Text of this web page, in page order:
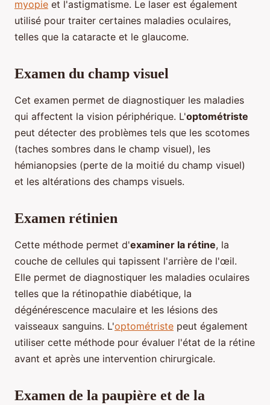
myopie et l'astigmatisme. Le laser est également
utilisé pour traiter certaines maladies oculaires,
telles que la cataracte et le glaucome.
Examen du champ visuel
Cet examen permet de diagnostiquer les maladies
qui affectent la vision périphérique. L'optométriste
peut détecter des problèmes tels que les scotomes
(taches sombres dans le champ visuel), les
hémianopsies (perte de la moitié du champ visuel)
et les altérations des champs visuels.
Examen rétinien
Cette méthode permet d'examiner la rétine, la
couche de cellules qui tapissent l'arrière de l'œil.
Elle permet de diagnostiquer les maladies oculaires
telles que la rétinopathie diabétique, la
dégénérescence maculaire et les lésions des
vaisseaux sanguins. L'optométriste peut également
utiliser cette méthode pour évaluer l'état de la rétine
avant et après une intervention chirurgicale.
Examen de la paupière et de la